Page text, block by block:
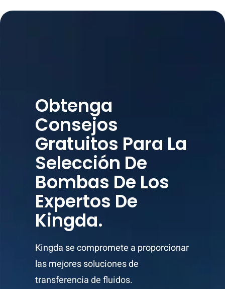
Obtenga
Consejos
Gratuitos Para La
Selección De
Bombas De Los
Expertos De
Kingda.
Kingda se compromete a proporcionar
las mejores soluciones de
transferencia de fluidos.